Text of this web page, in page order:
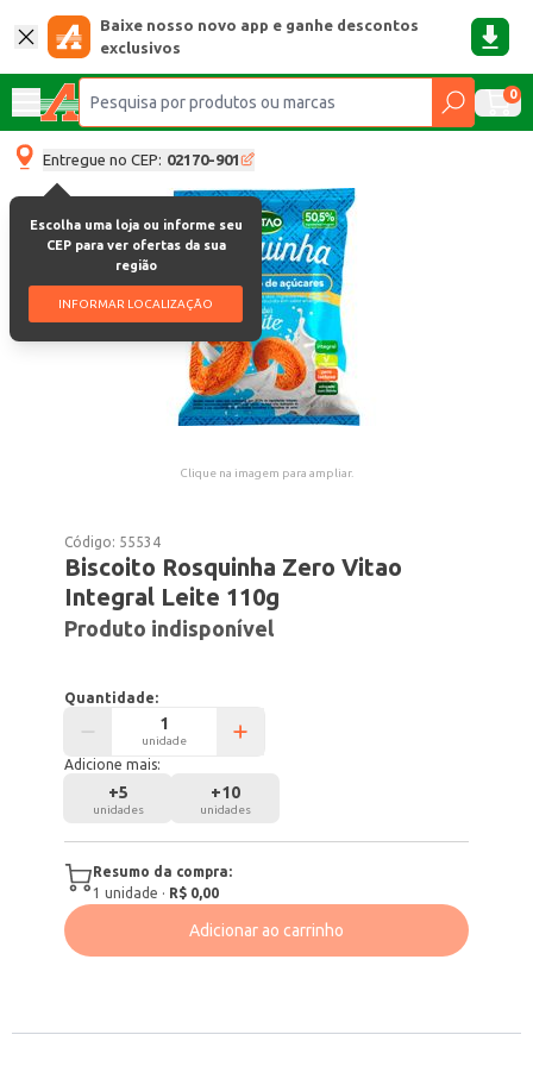
Baixe nosso novo app e ganhe descontos
exclusivos
0
Entregue no CEP: 02170-901
Escolha uma loja ou informe seu
CEP para ver ofertas da sua
região
INFORMAR LOCALIZAÇÃO
Clique na imagem para ampliar.
Código: 55534
Biscoito Rosquinha Zero Vitao
Integral Leite 110g
Produto indisponível
Quantidade:
unidade
Adicione mais:
+5
unidades
+10
unidades
Resumo da compra:
1 unidade · R$ 0,00
Adicionar ao carrinho